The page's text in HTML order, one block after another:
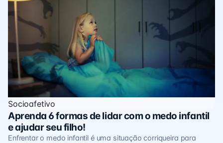
Socioafetivo
Aprenda 6 formas de lidar com o medo infantil
e ajudar seu filho!
Enfrentar o medo infantil é uma situação corriqueira para